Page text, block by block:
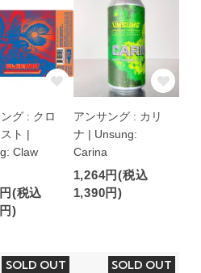
グ : クロ
ト |
Claw
(税込
)
アンサング : カリ
ナ | Unsung:
Carina
1,264円(税込
1,390円)
SOLD OUT SOLD OUT